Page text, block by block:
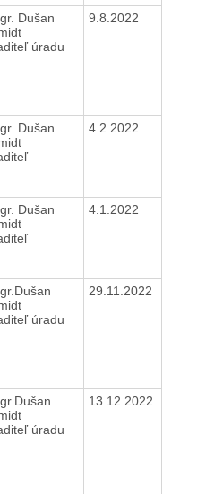
Dušan
úradu
9.8.2022
Dušan
4.2.2022
Dušan
4.1.2022
úradu
29.11.2022
úradu
13.12.2022